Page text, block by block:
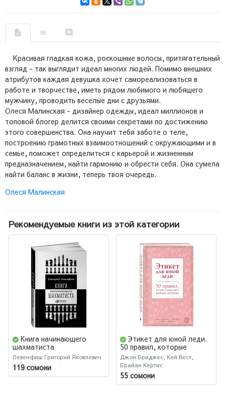
Красивая гладкая кожа, роскошные волосы, притягательный
взгляд - так выглядит идеал многих людей. Помимо внешних
атрибутов каждая девушка хочет самореализоваться в
работе и творчестве, иметь рядом любимого и любящего
мужчину, проводить веселые дни с друзьями.
Олеся Малинская - дизайнер одежды, идеал миллионов и
топовой блогер делится своими секретами по достижению
этого совершенства. Она научит тебя заботе о теле,
построению грамотных взаимоотношений с окружающими и в
семье, поможет определиться с карьерой и жизненным
предназначением, найти гармонию и обрести себя. Она сумела
найти баланс в жизни, теперь твоя очередь.
Олеся Малинская
Рекомендуемые книги из этой категории
Книга начинающего
шахматиста
Левенфиш Григорий Яковлевич
119 сомони
Этикет для юной леди.
50 правил, которые
должна знать каждая
девушка (AB)
Джон Бриджес, Кей Вест,
Брайан Кертис
55 сомони